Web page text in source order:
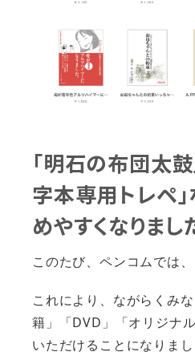
「明石の布団太鼓
字本専用トレペ
めやすくなりまし
このたび、ペンコムでは
これにより、ながらくみ
籍」「DVD」「オリジナ
いただけることになりまし